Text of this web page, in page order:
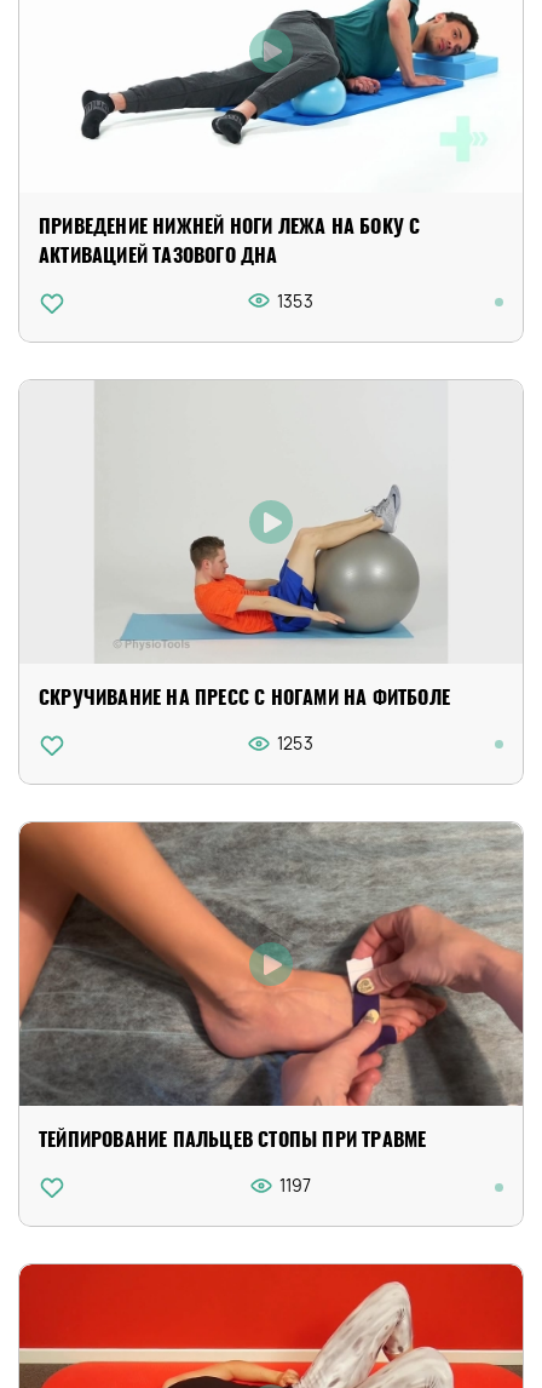
ПРИВЕДЕНИЕ НИЖНЕЙ НОГИ ЛЕЖА НА БОКУ С
АКТИВАЦИЕЙ ТАЗОВОГО ДНА
1353
СКРУЧИВАНИЕ НА ПРЕСС С НОГАМИ НА ФИТБОЛЕ
1253
ТЕЙПИРОВАНИЕ ПАЛЬЦЕВ СТОПЫ ПРИ ТРАВМЕ
1197